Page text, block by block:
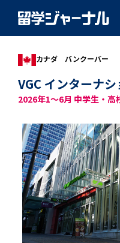
VGC インターナ
2026年1～6月 中学生・高
カナダ バンクーバー